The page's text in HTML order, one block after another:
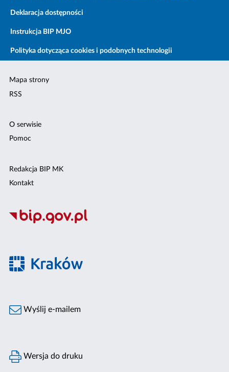
Deklaracja dostępności
Instrukcja BIP MJO
Polityka dotycząca cookies i podobnych technologii
Mapa strony
RSS
O serwisie
Pomoc
Redakcja BIP MK
Kontakt
Wyślij e-mailem
Wersja do druku